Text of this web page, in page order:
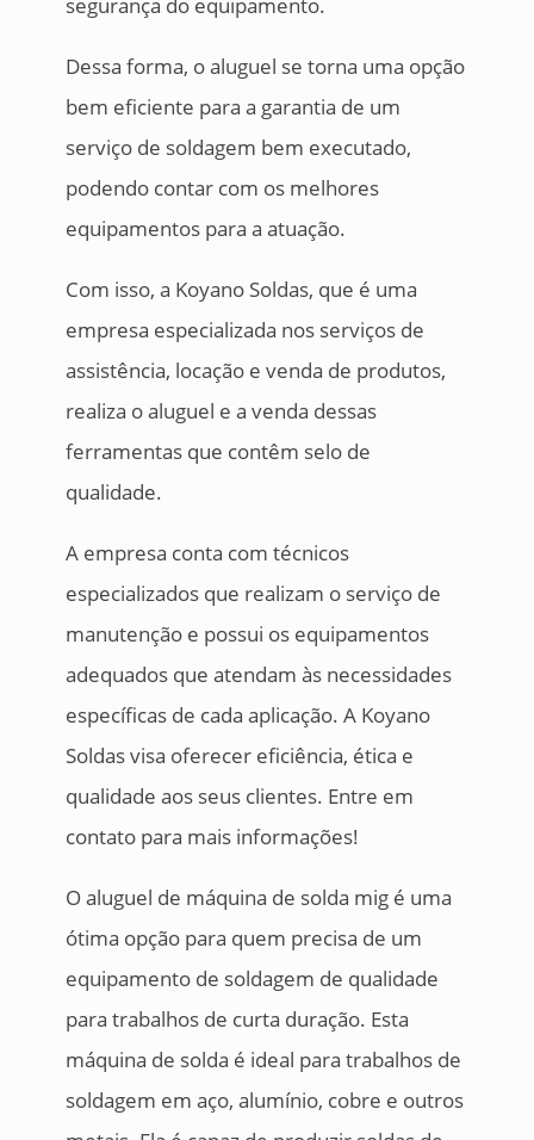
segurança do equipamento.
Dessa forma, o aluguel se torna uma opção
bem eficiente para a garantia de um
serviço de soldagem bem executado,
podendo contar com os melhores
equipamentos para a atuação.
Com isso, a Koyano Soldas, que é uma
empresa especializada nos serviços de
assistência, locação e venda de produtos,
realiza o aluguel e a venda dessas
ferramentas que contêm selo de
qualidade.
A empresa conta com técnicos
especializados que realizam o serviço de
manutenção e possui os equipamentos
adequados que atendam às necessidades
específicas de cada aplicação. A Koyano
Soldas visa oferecer eficiência, ética e
qualidade aos seus clientes. Entre em
contato para mais informações!
O aluguel de máquina de solda mig é uma
ótima opção para quem precisa de um
equipamento de soldagem de qualidade
para trabalhos de curta duração. Esta
máquina de solda é ideal para trabalhos de
soldagem em aço, alumínio, cobre e outros